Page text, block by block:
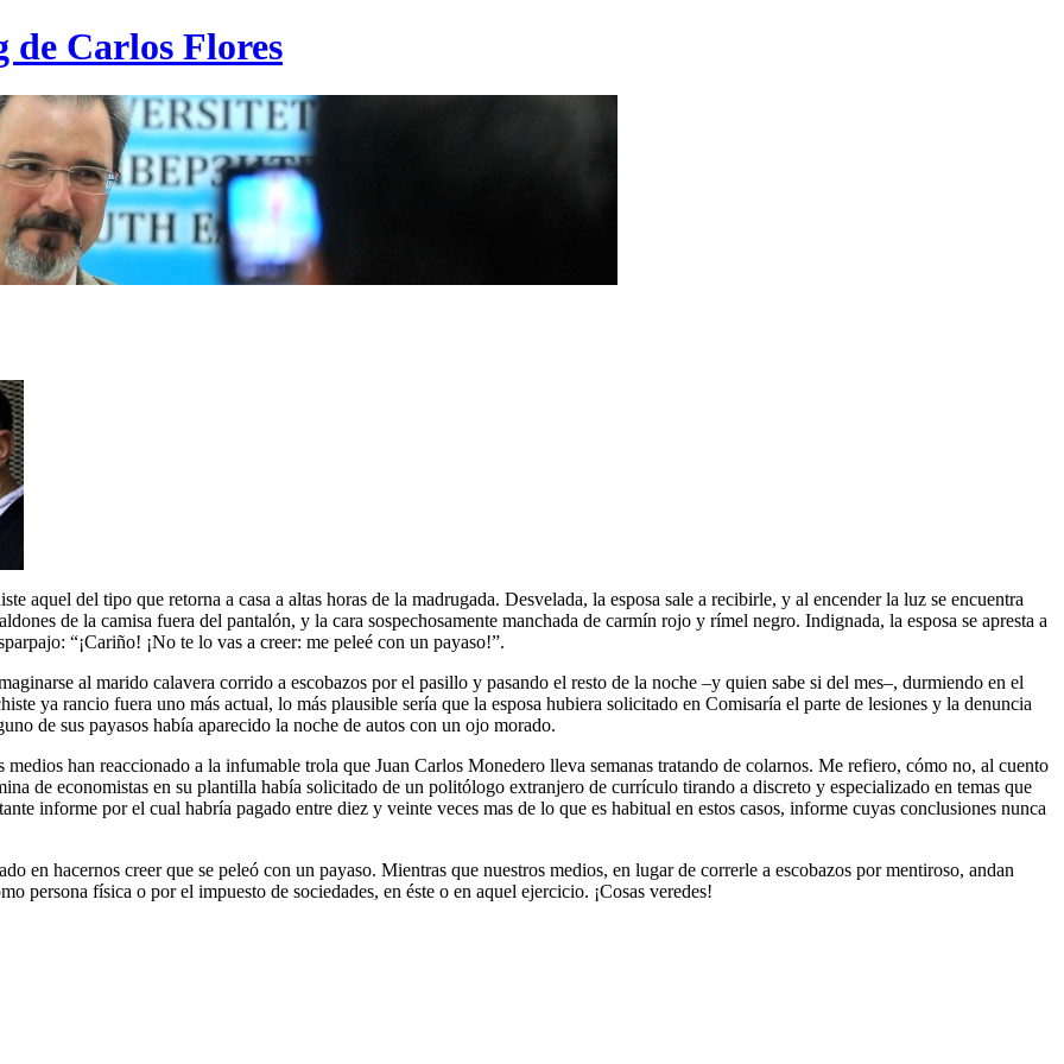
Carlos Flores
aquel del tipo que retorna a casa a altas horas de la madrugada. Desvelada, la esposa sale a recibirle, y al encender la luz se encuentra
de la camisa fuera del pantalón, y la cara sospechosamente manchada de carmín rojo y rímel negro. Indignada, la esposa se apresta a
“¡Cariño! ¡No te lo vas a creer: me peleé con un payaso!”.
al marido calavera corrido a escobazos por el pasillo y pasando el resto de la noche –y quien sabe si del mes–, durmiendo en el
ya rancio fuera uno más actual, lo más plausible sería que la esposa hubiera solicitado en Comisaría el parte de lesiones y la denuncia
de sus payasos había aparecido la noche de autos con un ojo morado.
han reaccionado a la infumable trola que Juan Carlos Monedero lleva semanas tratando de colarnos. Me refiero, cómo no, al cuento
de economistas en su plantilla había solicitado de un politólogo extranjero de currículo tirando a discreto y especializado en temas que
informe por el cual habría pagado entre diez y veinte veces mas de lo que es habitual en estos casos, informe cuyas conclusiones nunca
en hacernos creer que se peleó con un payaso. Mientras que nuestros medios, en lugar de correrle a escobazos por mentiroso, andan
persona física o por el impuesto de sociedades, en éste o en aquel ejercicio. ¡Cosas veredes!